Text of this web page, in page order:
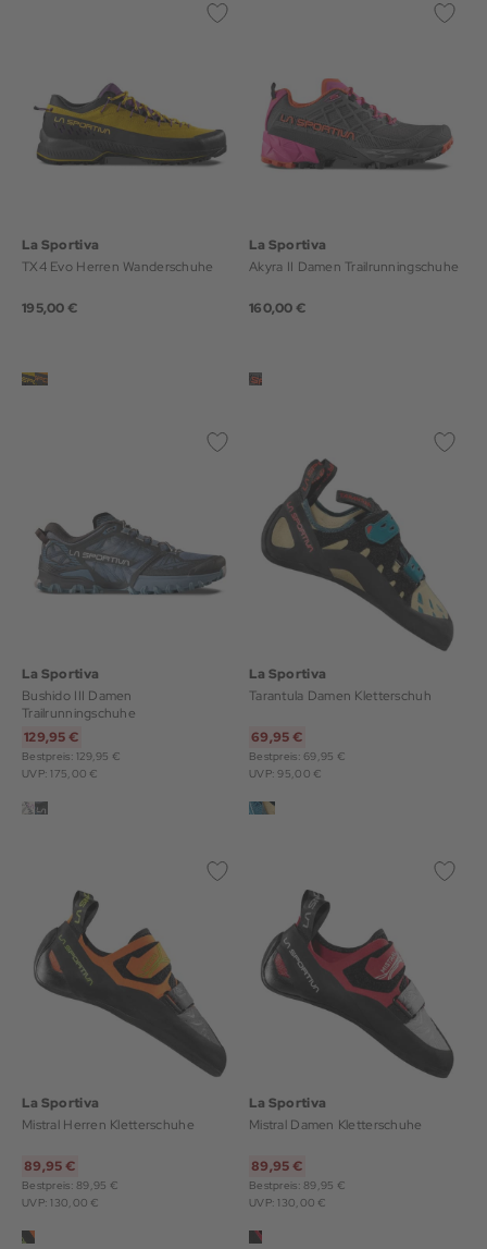
La Sportiva
TX4 Evo Herren Wanderschuhe
195,00 €
La Sportiva
Akyra II Damen Trailrunningschuhe
160,00 €
La Sportiva
Bushido III Damen
Trailrunningschuhe
129,95 €
Bestpreis: 129,95 €
UVP: 175,00 €
La Sportiva
Tarantula Damen Kletterschuh
69,95 €
Bestpreis: 69,95 €
UVP: 95,00 €
La Sportiva
Mistral Herren Kletterschuhe
89,95 €
Bestpreis: 89,95 €
UVP: 130,00 €
La Sportiva
Mistral Damen Kletterschuhe
89,95 €
Bestpreis: 89,95 €
UVP: 130,00 €